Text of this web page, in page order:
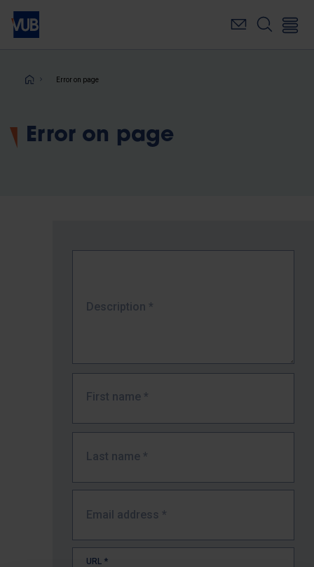
Skip
main
Breadcrumb
Error on page
Error on page
Description *
First name *
Last name *
Email address *
URL *